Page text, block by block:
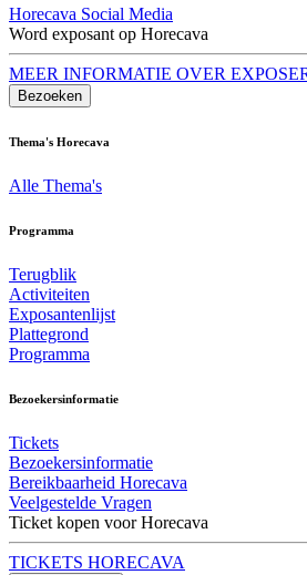
Horecava Social Media
Word exposant op Horecava
MEER INFORMATIE OVER
Bezoeken
Thema's Horecava
Alle Thema's
Programma
Terugblik
Activiteiten
Exposantenlijst
Plattegrond
Programma
Bezoekersinformatie
Tickets
Bezoekersinformatie
Bereikbaarheid Horecava
Veelgestelde Vragen
Ticket kopen voor Horecava
TICKETS HORECAVA